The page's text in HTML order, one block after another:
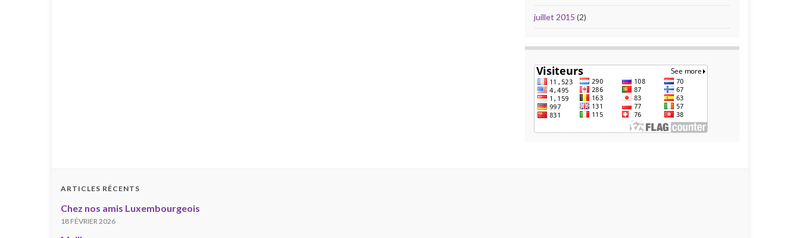
juillet 2015 (2)
ARTICLES RÉCENTS
Chez nos amis Luxembourgeois
18 FÉVRIER 2026